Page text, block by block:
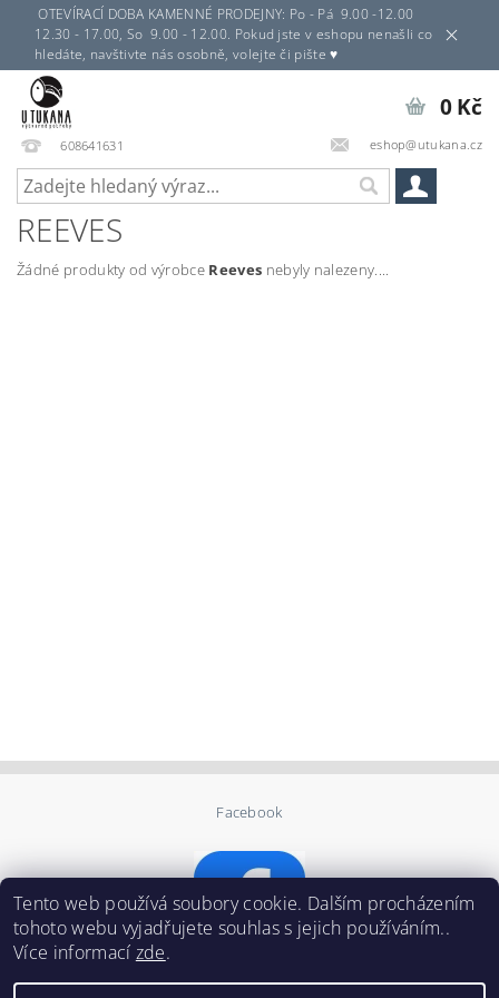
OTEVÍRACÍ DOBA KAMENNÉ PRODEJNY: Po - Pá 9.00 -12.00
12.30 - 17.00, So 9.00 - 12.00. Pokud jste v eshopu nenašli co
hledáte, navštivte nás osobně, volejte či pište ♥
608641631 eshop@utukana.cz
0 Kč
REEVES
Žádné produkty od výrobce Reeves nebyly nalezeny....
Facebook
Tento web používá soubory cookie. Dalším procházením
tohoto webu vyjadřujete souhlas s jejich používáním..
Více informací zde.